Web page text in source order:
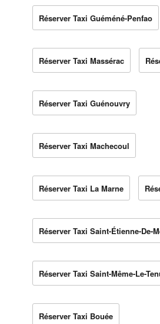
Réserver Taxi Guéméné-Penfao
Réserver Taxi Massérac
Réserver Taxi Guénouvry
Réserver Taxi Machecoul
Réserver Taxi La Marne
Réserver Taxi Saint-Étienne-De-
Réserver Taxi Saint-Même-Le-
Réserver Taxi Bouée